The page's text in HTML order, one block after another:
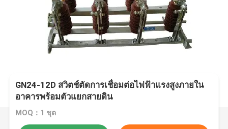
GN24-12D สวิตช์ตัดการเชื่อมต่อไฟฟ้าแรงสูงภายใน
อาคารพร้อมตัวแยกสายดิน
MOQ：1 ชุด